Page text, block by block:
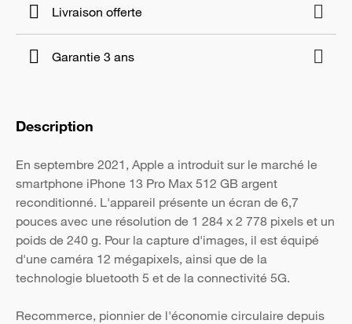
Livraison offerte
Garantie 3 ans
Description
En septembre 2021, Apple a introduit sur le marché le
smartphone iPhone 13 Pro Max 512 GB argent
reconditionné. L'appareil présente un écran de 6,7
pouces avec une résolution de 1 284 x 2 778 pixels et un
poids de 240 g. Pour la capture d'images, il est équipé
d'une caméra 12 mégapixels, ainsi que de la
technologie bluetooth 5 et de la connectivité 5G.
Recommerce, pionnier de l'économie circulaire depuis